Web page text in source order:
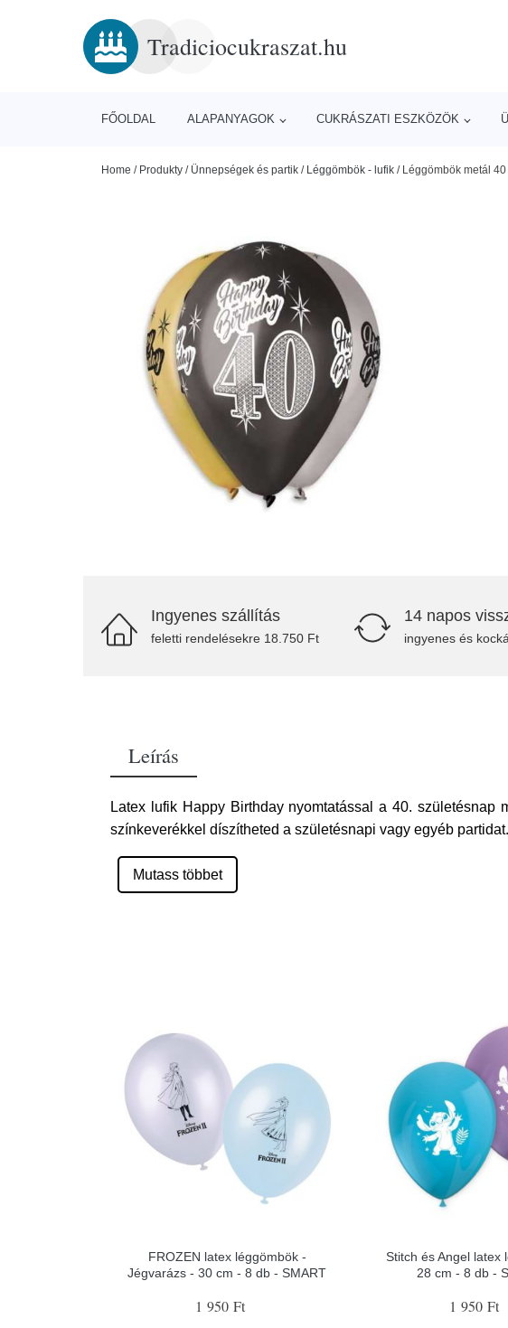
Tradiciocukraszat.hu
FŐOLDAL ALAPANYAGOK CUKRÁSZATI ESZKÖZÖK
Home / Produkty / Ünnepségek és partik / Léggömbök - lufik / Léggömbök metál
Ingyenes szállítás
feletti rendelésekre 18.750 Ft
14 napos
ingyenes és
Leírás
Latex lufik Happy Birthday nyomtatással a 40.
színkeverékkel díszítheted a születésnapi vagy egyéb
Mutass többet
FROZEN latex léggömbök -
Jégvarázs - 30 cm - 8 db - SMART
1 950 Ft
Stitch és Angel latex
28 cm - 8 db -
1 950 Ft